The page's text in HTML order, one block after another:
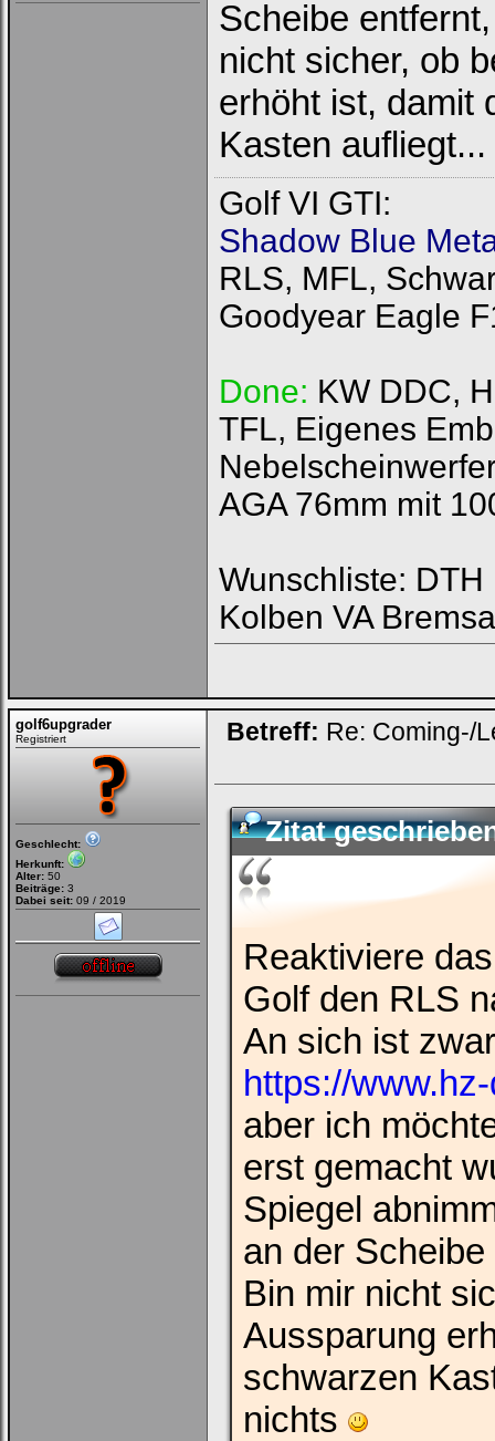
Scheibe
nicht sicher, ob
erhöht ist, damit
Kasten
Golf VI GTI:
Shadow Blue
RLS, MFL,
Goodyear Eagle
Done: KW DDC,
TFL, Eigenes
AGA 76mm mit
Wunschliste:
Kolben VA
golf6upgrader
Registriert
Geschlecht:
Herkunft:
Alter: 50
Beiträge: 3
Dabei seit: 09 / 2019
Betreff: Re: Coming-/
Zitat
Reaktiviere
Golf den RLS
An sich ist
https://
aber ich
erst gemacht
Spiegel
an der
Bin mir nicht
Aussparung
schwarzen
nichts